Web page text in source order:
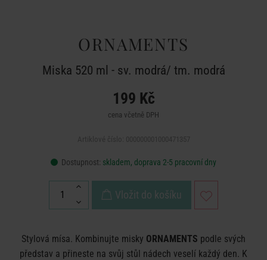
ORNAMENTS
Miska 520 ml - sv. modrá/ tm. modrá
199 Kč
cena včetně DPH
Dostupnost: skladem, doprava 2-5 pracovní dny
Vložit do košíku
Stylová mísa. Kombinujte misky ORNAMENTS podle svých
představ a přineste na svůj stůl nádech veselí každý den. K